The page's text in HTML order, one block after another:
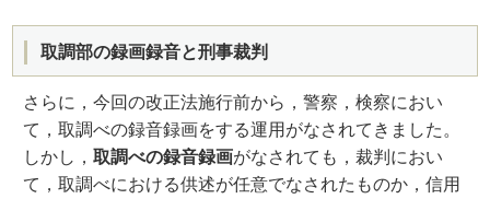
取調部の録画録音と刑事裁判
さらに，今回の改正法施行前から，警察，検察におい
て，取調べの録音録画をする運用がなされてきました。
しかし，取調べの録音録画がなされても，裁判におい
て，取調べにおける供述が任意でなされたものか，信用